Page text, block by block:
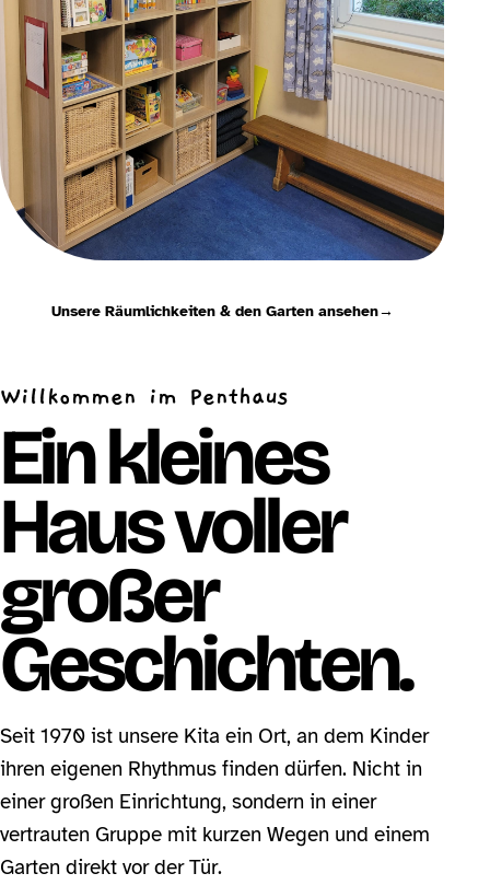
Unsere Räumlichkeiten & den Garten ansehen→
Willkommen im Penthaus
Ein kleines
Haus voller
großer
Geschichten.
Seit 1970 ist unsere Kita ein Ort, an dem Kinder
ihren eigenen Rhythmus finden dürfen. Nicht in
einer großen Einrichtung, sondern in einer
vertrauten Gruppe mit kurzen Wegen und einem
Garten direkt vor der Tür.